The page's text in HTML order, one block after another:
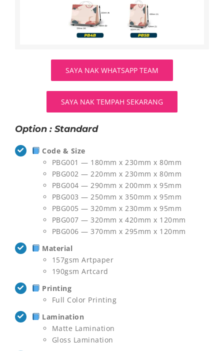
SAYA NAK WHATSAPP TEAM
SAYA NAK TEMPAH SEKARANG
Option : Standard
Code & Size
PBG001 — 180mm x 230mm x 80mm
PBG002 — 220mm x 230mm x 80mm
PBG004 — 290mm x 200mm x 95mm
PBG003 — 250mm x 350mm x 95mm
PBG005 — 320mm x 230mm x 95mm
PBG007 — 320mm x 420mm x 120mm
PBG006 — 370mm x 295mm x 120mm
Material
157gsm Artpaper
190gsm Artcard
Printing
Full Color Printing
Lamination
Matte Lamination
Gloss Lamination